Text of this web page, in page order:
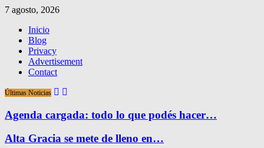
7 agosto, 2026
Inicio
Blog
Privacy
Advertisement
Contact
Últimas Noticias
Agenda cargada: todo lo que podés hacer…
Alta Gracia se mete de lleno en…